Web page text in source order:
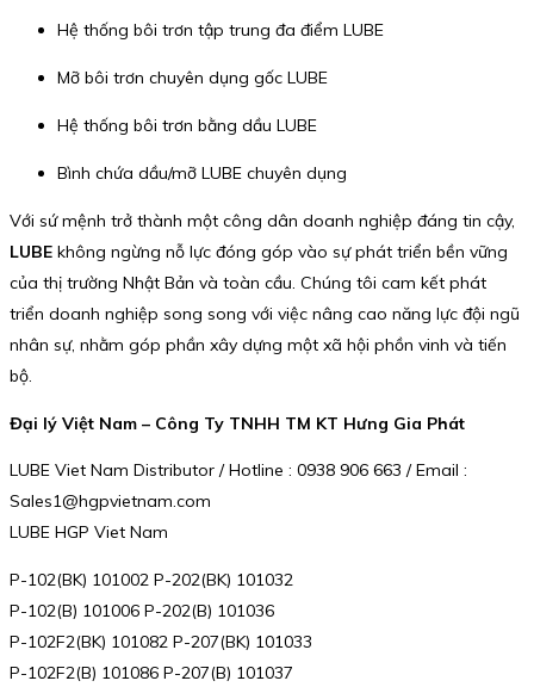
Hệ thống bôi trơn tập trung đa điểm LUBE
Mỡ bôi trơn chuyên dụng gốc LUBE
Hệ thống bôi trơn bằng dầu LUBE
Bình chứa dầu/mỡ LUBE chuyên dụng
Với sứ mệnh trở thành một công dân doanh nghiệp đáng tin cậy,
LUBE không ngừng nỗ lực đóng góp vào sự phát triển bền vững
của thị trường Nhật Bản và toàn cầu. Chúng tôi cam kết phát
triển doanh nghiệp song song với việc nâng cao năng lực đội ngũ
nhân sự, nhằm góp phần xây dựng một xã hội phồn vinh và tiến
bộ.
Đại lý Việt Nam – Công Ty TNHH TM KT Hưng Gia Phát
LUBE Viet Nam Distributor / Hotline : 0938 906 663 / Email :
Sales1@hgpvietnam.com
LUBE HGP Viet Nam
P-102(BK) 101002 P-202(BK) 101032
P-102(B) 101006 P-202(B) 101036
P-102F2(BK) 101082 P-207(BK) 101033
P-102F2(B) 101086 P-207(B) 101037